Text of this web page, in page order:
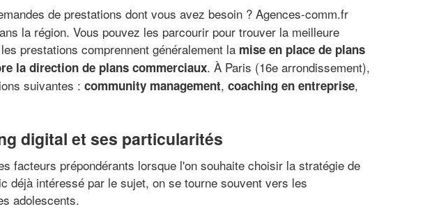
de prestations dont vous avez besoin ? Agences-comm.fr
la région. Vous pouvez les parcourir pour trouver la meilleure
prestations comprennent généralement la mise en place de plans
la direction de plans commerciaux. À Paris (16e arrondissement),
suivantes : community management, coaching en entreprise,
digital et ses particularités
facteurs prépondérants lorsque l'on souhaite choisir la stratégie de
déjà intéressé par le sujet, on se tourne souvent vers les
adolescents.